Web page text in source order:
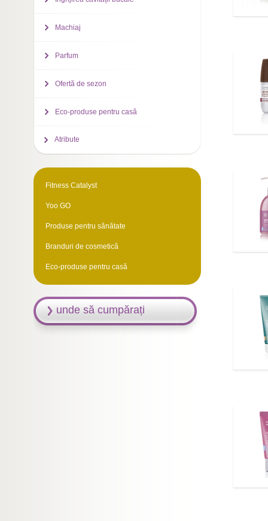
Machiaj
Parfum
Ofertă de sezon
Eco-produse pentru casă
Atribute
Fitness Catalyst
Yoo GO
Produse pentru sănătate
Branduri de cosmetică
Eco-produse pentru casă
unde să cumpărați